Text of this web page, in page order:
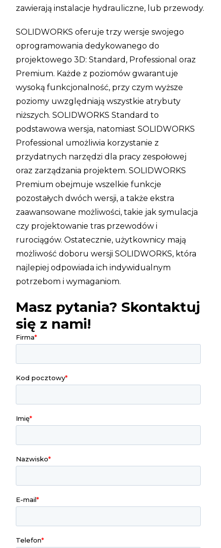
zawierają instalacje hydrauliczne, lub przewody.
SOLIDWORKS oferuje trzy wersje swojego
oprogramowania dedykowanego do
projektowego 3D: Standard, Professional oraz
Premium. Każde z poziomów gwarantuje
wysoką funkcjonalność, przy czym wyższe
poziomy uwzględniają wszystkie atrybuty
niższych. SOLIDWORKS Standard to
podstawowa wersja, natomiast SOLIDWORKS
Professional umożliwia korzystanie z
przydatnych narzędzi dla pracy zespołowej
oraz zarządzania projektem. SOLIDWORKS
Premium obejmuje wszelkie funkcje
pozostałych dwóch wersji, a także ekstra
zaawansowane możliwości, takie jak symulacja
czy projektowanie tras przewodów i
rurociągów. Ostatecznie, użytkownicy mają
możliwość doboru wersji SOLIDWORKS, która
najlepiej odpowiada ich indywidualnym
potrzebom i wymaganiom.
Masz pytania? Skontaktuj
się z nami!